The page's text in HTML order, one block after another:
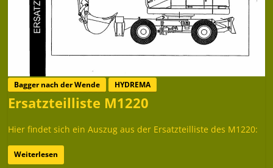
Bagger nach der Wende HYDREMA
Ersatzteilliste M1220
Hier findet sich ein Auszug aus der Ersatzteilliste des M1220:
Weiterlesen